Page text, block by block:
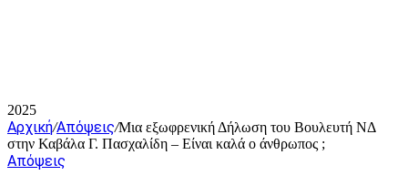
2025
Αρχική/Απόψεις/Μια εξωφρενική Δήλωση του Βουλευτή ΝΔ
στην Καβάλα Γ. Πασχαλίδη – Είναι καλά ο άνθρωπος ;
Απόψεις